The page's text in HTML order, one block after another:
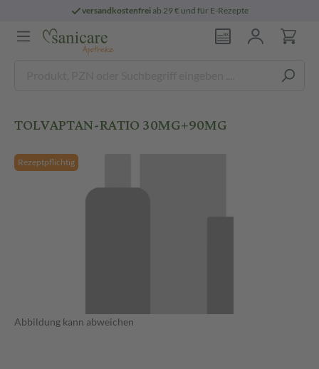
versandkostenfreiab 29 € und für E-Rezepte
TOLVAPTAN-RATIO 30MG+90MG
Rezeptpflichtig
Abbildung kann abweichen